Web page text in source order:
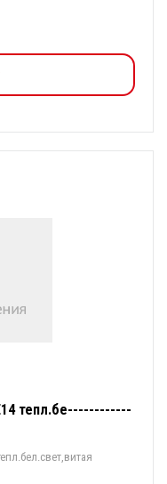
тепл.бе------------